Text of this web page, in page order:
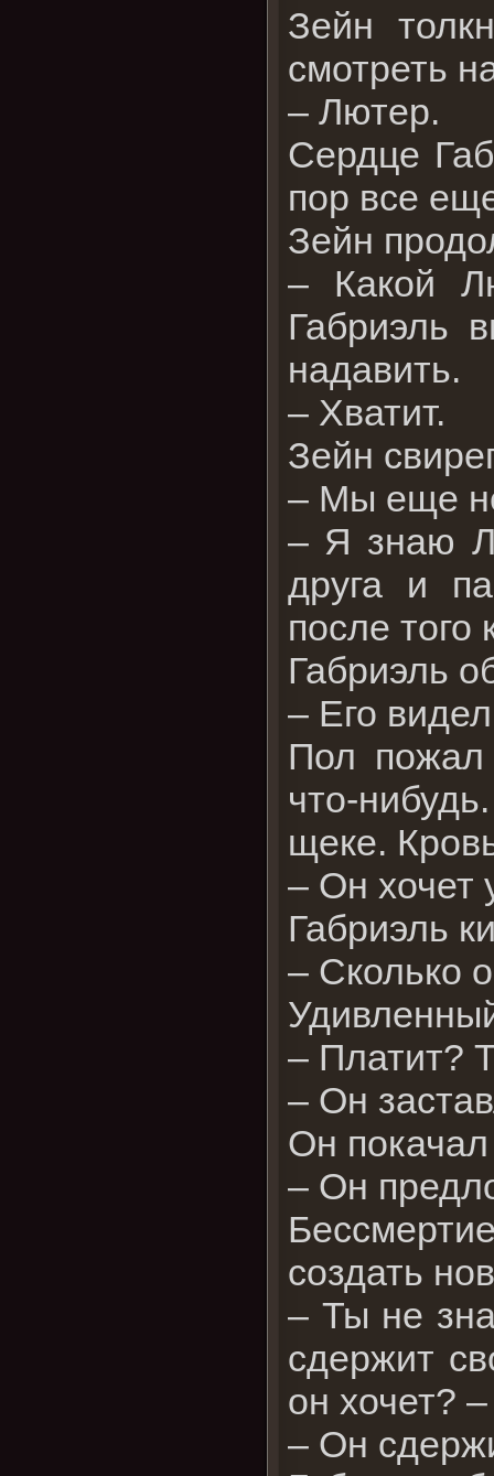
Зейн
смотреть
– Лютер.
Сердце
пор все
Зейн
– Какой
Габриэль
надавить.
– Хватит.
Зейн
– Мы еще
– Я знаю
друга и
после того
Габриэль
– Его
Пол
что-
щеке.
– Он хочет
Габриэль
– Сколько
– Платит?
– Он
Он
– Он
создать
– Ты не
сдержит
он хочет?
– Он